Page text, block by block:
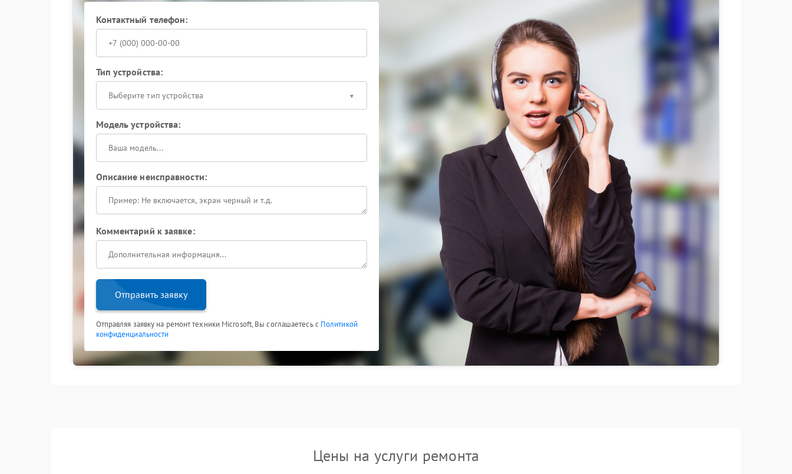
Контактный телефон:
Тип устройства:
Выберите тип устройства
Модель устройства:
Описание неисправности:
Комментарий к заявке:
Отправить заявку
Отправляя заявку на ремонт техники Microsoft, Вы соглашаетесь с Политикой
конфиденциальности
Цены на услуги ремонта